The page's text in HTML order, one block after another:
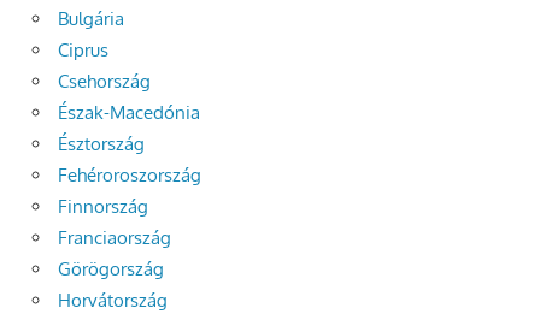
Bulgária
Ciprus
Csehország
Észak-Macedónia
Észtország
Fehéroroszország
Finnország
Franciaország
Görögország
Horvátország